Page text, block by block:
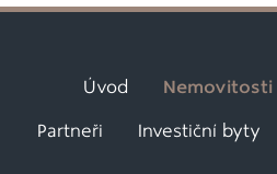
Úvod Nemovitosti
Partneři Investiční byty